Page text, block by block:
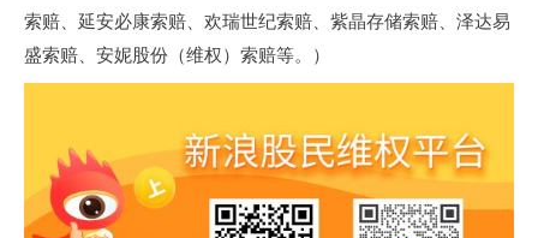
索赔、延安必康索赔、欢瑞世纪索赔、紫晶存储索赔、泽达易
盛索赔、安妮股份（维权）索赔等。）